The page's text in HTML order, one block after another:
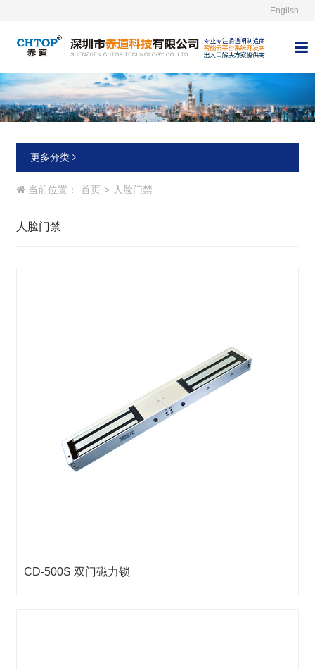
English
更多分类
人脸门禁
当前位置： 首页 > 人脸门禁
CD-500S 双门磁力锁